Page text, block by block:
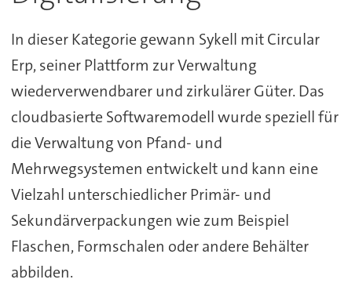
In dieser Kategorie gewann Sykell mit Circular
Erp, seiner Plattform zur Verwaltung
wiederverwendbarer und zirkulärer Güter. Das
cloudbasierte Softwaremodell wurde speziell für
die Verwaltung von Pfand- und
Mehrwegsystemen entwickelt und kann eine
Vielzahl unterschiedlicher Primär- und
Sekundärverpackungen wie zum Beispiel
Flaschen, Formschalen oder andere Behälter
abbilden.